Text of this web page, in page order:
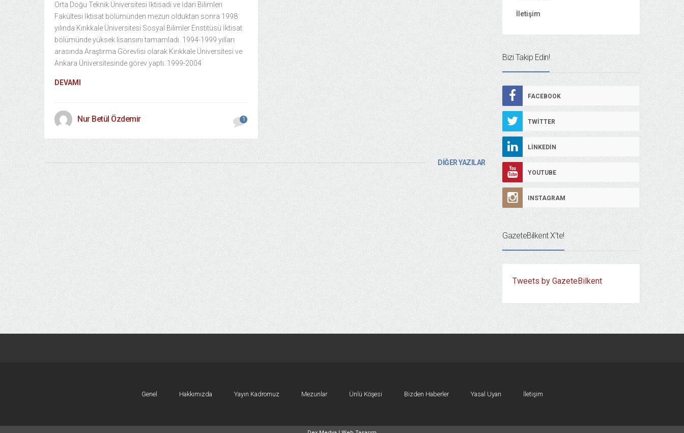
Orta Doğu Teknik Üniversitesi İktisadi ve İdari Bilimleri
Fakültesi İktisat bölümünden mezun olduktan sonra 1998
yılında Kırıkkale Üniversitesi Sosyal Bilimler Enstitüsü İktisat
bölümünde yüksek lisansını tamamladı. 1994-1999 yılları
arasında Araştırma Görevlisi olarak Kırıkkale Üniversitesi ve
Ankara Üniversitesinde görev yaptı. 1999-2004
DEVAMI
Nur Betül Özdemir 1
DİĞER YAZILAR
İletişim
Bizi Takip Edin!
FACEBOOK
TWITTER
LINKEDIN
YOUTUBE
INSTAGRAM
GazeteBilkent X’te!
Tweets by GazeteBilkent
Genel Hakkımızda Yayın Kadromuz Mezunlar Ünlü Köşesi Bizden Haberler Yasal Uyarı İletişim